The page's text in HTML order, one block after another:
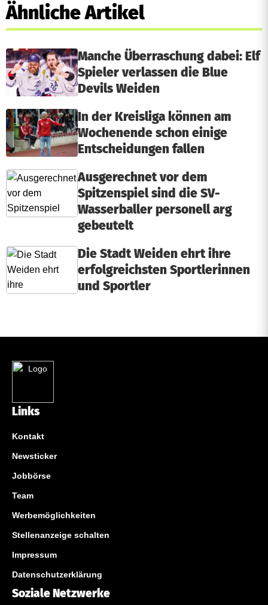
Ähnliche Artikel
Manche Überraschung dabei: Elf
Spieler verlassen die Blue
Devils Weiden
In der Kreisliga können am
Wochenende schon einige
Entscheidungen fallen
Ausgerechnet vor dem
Spitzenspiel sind die SV-
Wasserballer personell arg
gebeutelt
Die Stadt Weiden ehrt ihre
erfolgreichsten Sportlerinnen
und Sportler
Links
Kontakt
Newsticker
Jobbörse
Team
Werbemöglichkeiten
Stellenanzeige schalten
Impressum
Datenschutzerklärung
Soziale Netzwerke